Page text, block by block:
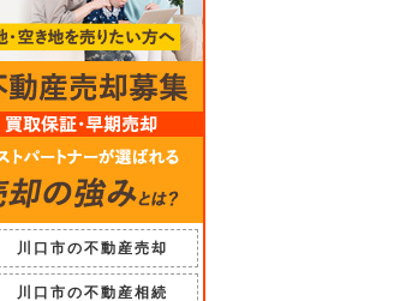
川口市の不動産売却
川口市の不動産相続